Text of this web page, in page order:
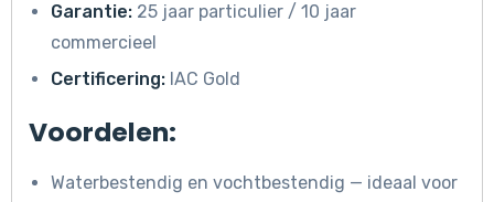
Garantie: 25 jaar particulier / 10 jaar
commercieel
Certificering: IAC Gold
Voordelen:
Waterbestendig en vochtbestendig — ideaal voor